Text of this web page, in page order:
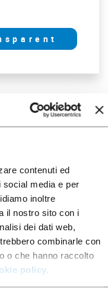
contenuti ed
social media e per
inoltre
il nostro sito con i
dei dati web,
combinarle con
o che hanno raccolto
policy.